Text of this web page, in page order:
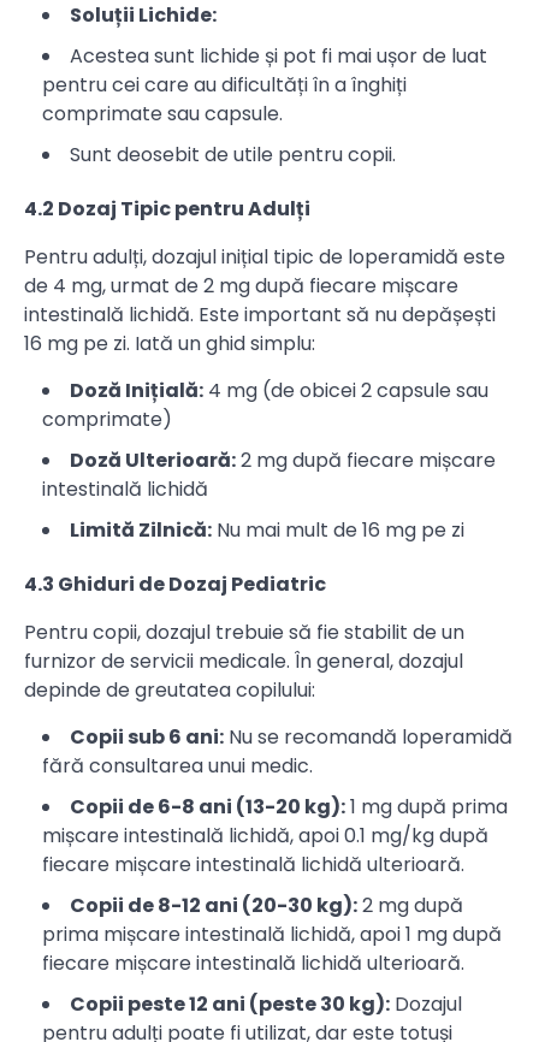
Soluții Lichide:
Acestea sunt lichide și pot fi mai ușor de luat
pentru cei care au dificultăți în a înghiți
comprimate sau capsule.
Sunt deosebit de utile pentru copii.
4.2 Dozaj Tipic pentru Adulți
Pentru adulți, dozajul inițial tipic de loperamidă este
de 4 mg, urmat de 2 mg după fiecare mișcare
intestinală lichidă. Este important să nu depășești
16 mg pe zi. Iată un ghid simplu:
Doză Inițială: 4 mg (de obicei 2 capsule sau
comprimate)
Doză Ulterioară:2 mg după fiecare mișcare
intestinală lichidă
Limită Zilnică: Nu mai mult de 16 mg pe zi
4.3 Ghiduri de Dozaj Pediatric
Pentru copii, dozajul trebuie să fie stabilit de un
furnizor de servicii medicale. În general, dozajul
depinde de greutatea copilului:
Copii sub 6 ani: Nu se recomandă loperamidă
fără consultarea unui medic.
Copii de 6-8 ani (13-20 kg):1 mg după prima
mișcare intestinală lichidă, apoi 0.1 mg/kg după
fiecare mișcare intestinală lichidă ulterioară.
Copii de 8-12 ani (20-30 kg):2 mg după
prima mișcare intestinală lichidă, apoi 1 mg după
fiecare mișcare intestinală lichidă ulterioară.
Copii peste 12 ani (peste 30 kg): Dozajul
pentru adulți poate fi utilizat, dar este totuși